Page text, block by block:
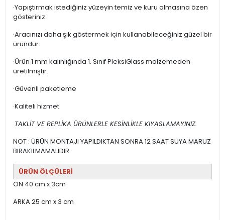
·Yapıştırmak istediğiniz yüzeyin temiz ve kuru olmasına özen
gösteriniz.
·Aracınızı daha şık göstermek için kullanabileceğiniz güzel bir
üründür.
·Ürün 1 mm kalınlığında 1. Sınıf PleksiGlass malzemeden
üretilmiştir.
·Güvenli paketleme
·Kaliteli hizmet
TAKLİT VE REPLİKA ÜRÜNLERLE KESİNLİKLE KIYASLAMAYINIZ.
NOT : ÜRÜN MONTAJI YAPILDIKTAN SONRA 12 SAAT SUYA MARUZ
BIRAKILMAMALIDIR.
ÜRÜN ÖLÇÜLERİ
ÖN 40 cm x 3cm
ARKA 25 cm x 3 cm